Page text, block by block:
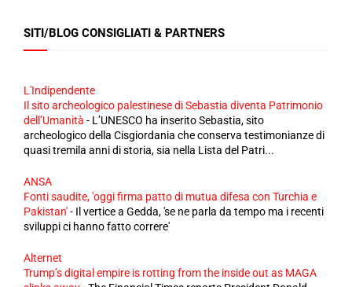
SITI/BLOG CONSIGLIATI & PARTNERS
L'Indipendente
Il sito archeologico palestinese di Sebastia diventa Patrimonio
dell’Umanità - L’UNESCO ha inserito Sebastia, sito
archeologico della Cisgiordania che conserva testimonianze di
quasi tremila anni di storia, sia nella Lista del Patri...
ANSA
Fonti saudite, 'oggi firma patto di mutua difesa con Turchia e
Pakistan'- Il vertice a Gedda, 'se ne parla da tempo ma i recenti
sviluppi ci hanno fatto correre'
Alternet
Trump’s digital empire is rotting from the inside out as MAGA